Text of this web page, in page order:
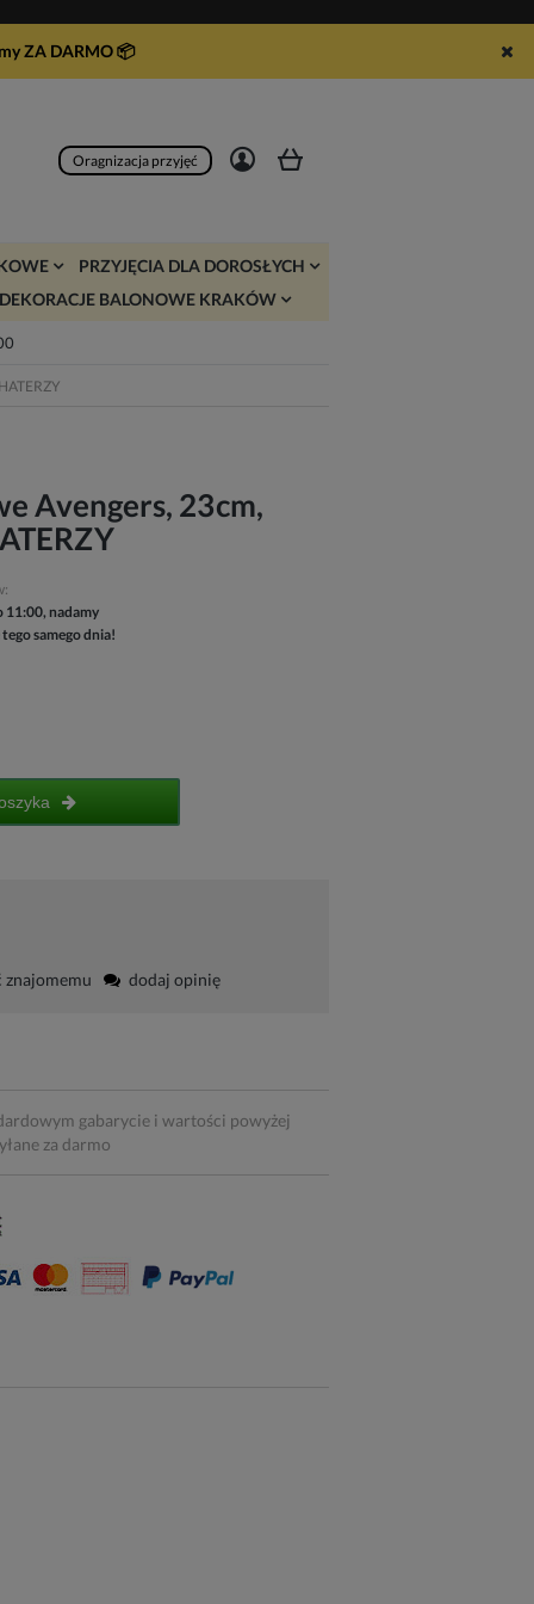
ZA DARMO📦
Oragnizacja przyjęć
PRZYJĘCIA DLA DOROSŁYCH
DEKORACJE BALONOWE KRAKÓW
Avengers, 23cm,
11:00, nadamy
tego samego dnia!
znajomemu dodaj opinię
gabarycie i wartości powyżej
za darmo